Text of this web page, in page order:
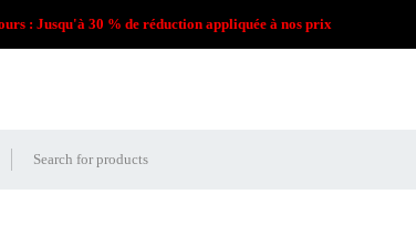
: Jusqu'à 30 % de réduction appliquée à nos prix